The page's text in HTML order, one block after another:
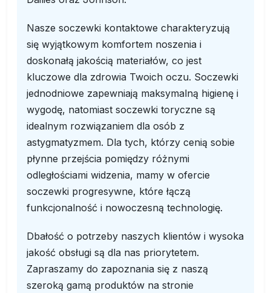
Nasze soczewki kontaktowe charakteryzują
się wyjątkowym komfortem noszenia i
doskonałą jakością materiałów, co jest
kluczowe dla zdrowia Twoich oczu. Soczewki
jednodniowe zapewniają maksymalną higienę i
wygodę, natomiast soczewki toryczne są
idealnym rozwiązaniem dla osób z
astygmatyzmem. Dla tych, którzy cenią sobie
płynne przejścia pomiędzy różnymi
odległościami widzenia, mamy w ofercie
soczewki progresywne, które łączą
funkcjonalność i nowoczesną technologię.
Dbałość o potrzeby naszych klientów i wysoka
jakość obsługi są dla nas priorytetem.
Zapraszamy do zapoznania się z naszą
szeroką gamą produktów na stronie